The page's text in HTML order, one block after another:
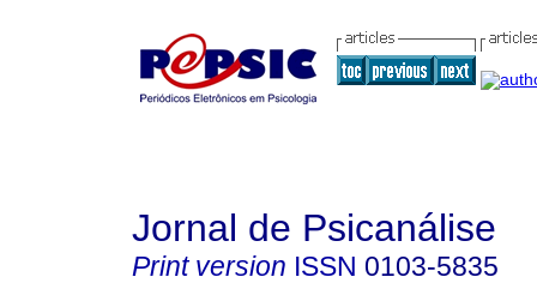
Jornal de Psicanálise
Print version ISSN 0103-5835